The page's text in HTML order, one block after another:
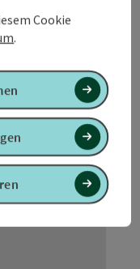
Cookie
.